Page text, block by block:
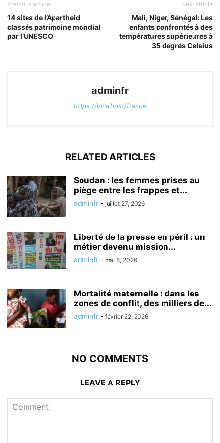
Previous article
14 sites de l’Apartheid
classés patrimoine mondial
par l’UNESCO
Next article
Mali, Niger, Sénégal: Les
enfants confrontés à des
températures supérieures à
35 degrés Celsius
adminfr
https://localhost/france
RELATED ARTICLES
Soudan : les femmes prises au
piège entre les frappes et...
adminfr - juillet 27, 2026
Liberté de la presse en péril : un
métier devenu mission...
adminfr - mai 8, 2026
Mortalité maternelle : dans les
zones de conflit, des milliers de...
adminfr - février 22, 2026
NO COMMENTS
LEAVE A REPLY